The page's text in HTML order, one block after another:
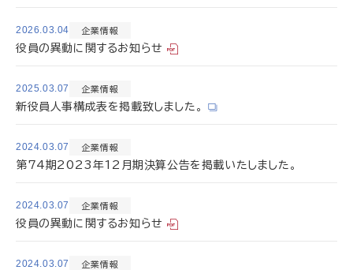
2026.03.04 企業情報
役員の異動に関するお知らせ
2025.03.07 企業情報
新役員人事構成表を掲載致しました。
2024.03.07 企業情報
第74期2023年12月期決算公告を掲載いたしました。
2024.03.07 企業情報
役員の異動に関するお知らせ
2024.03.07 企業情報